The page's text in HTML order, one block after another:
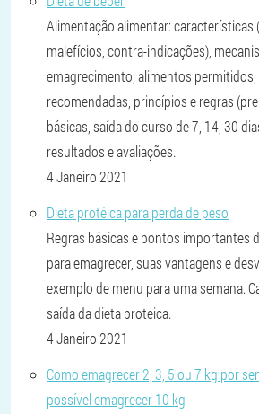
Alimentação alimentar: características
malefícios, contra-indicações),
emagrecimento, alimentos permitidos,
recomendadas, princípios e regras
básicas, saída do curso de 7, 14, 30
resultados e avaliações.
4 Janeiro 2021
Dieta protéica para perda de peso
Regras básicas e pontos importantes
para emagrecer, suas vantagens e
exemplo de menu para uma semana.
saída da dieta proteica.
4 Janeiro 2021
Como emagrecer 2, 3, 5 ou 7 kg por
possível emagrecer 10 kg